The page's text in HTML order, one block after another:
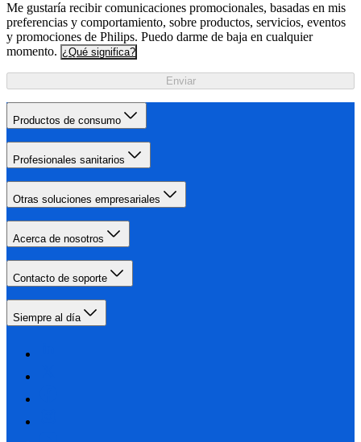
Me gustaría recibir comunicaciones promocionales, basadas en mis
preferencias y comportamiento, sobre productos, servicios, eventos
y promociones de Philips. Puedo darme de baja en cualquier
momento. ¿Qué significa?
Enviar
Productos de consumo
Profesionales sanitarios
Otras soluciones empresariales
Acerca de nosotros
Contacto de soporte
Siempre al día